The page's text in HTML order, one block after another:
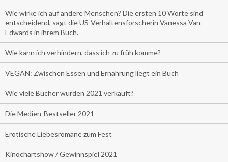
Wie wirke ich auf andere Menschen? Die ersten 10 Worte sind
entscheidend, sagt die US-Verhaltensforscherin Vanessa Van
Edwards in ihrem Buch.
Wie kann ich verhindern, dass ich zu früh komme?
VEGAN: Zwischen Essen und Ernährung liegt ein Buch
Wie viele Bücher wurden 2021 verkauft?
Die Medien-Bestseller 2021
Erotische Liebesromane zum Fest
Kinochartshow / Gewinnspiel 2021